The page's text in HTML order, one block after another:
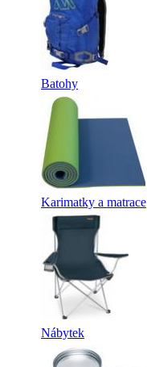
Batohy
Karimatky a matrace
Nábytek